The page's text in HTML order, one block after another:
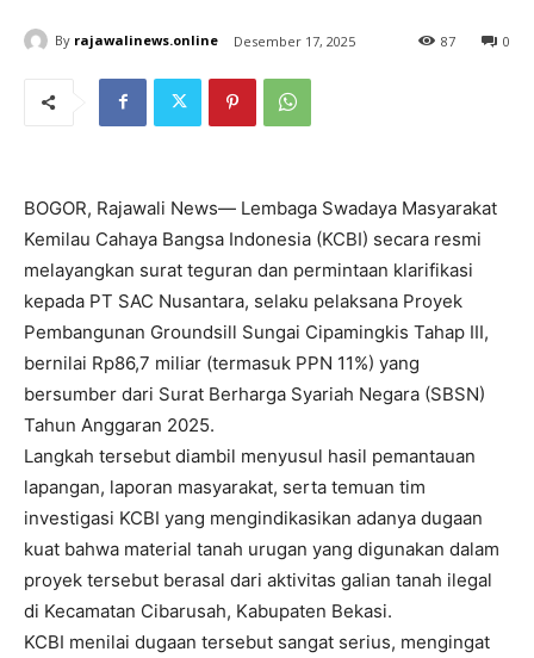
By rajawalinews.online Desember 17, 2025 0
87
BOGOR, Rajawali News— Lembaga Swadaya Masyarakat
Kemilau Cahaya Bangsa Indonesia (KCBI) secara resmi
melayangkan surat teguran dan permintaan klarifikasi
kepada PT SAC Nusantara, selaku pelaksana Proyek
Pembangunan Groundsill Sungai Cipamingkis Tahap III,
bernilai Rp86,7 miliar (termasuk PPN 11%) yang
bersumber dari Surat Berharga Syariah Negara (SBSN)
Tahun Anggaran 2025.
Langkah tersebut diambil menyusul hasil pemantauan
lapangan, laporan masyarakat, serta temuan tim
investigasi KCBI yang mengindikasikan adanya dugaan
kuat bahwa material tanah urugan yang digunakan dalam
proyek tersebut berasal dari aktivitas galian tanah ilegal
di Kecamatan Cibarusah, Kabupaten Bekasi.
KCBI menilai dugaan tersebut sangat serius, mengingat